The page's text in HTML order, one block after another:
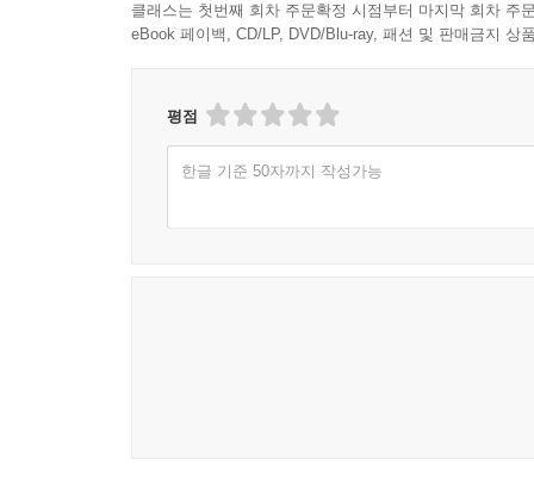
클래스는 첫번째 회차 주문확정 시점부터 마지막 회차 주
eBook 페이백, CD/LP, DVD/Blu-ray, 패션 및 판매금지 상
평점
한글 기준 50자까지 작성가능